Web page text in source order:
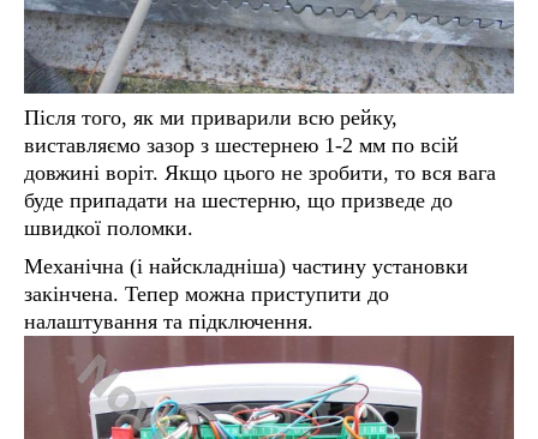
Після того, як ми приварили всю рейку,
виставляємо зазор з шестернею 1-2 мм по всій
довжині воріт. Якщо цього не зробити, то вся вага
буде припадати на шестерню, що призведе до
швидкої поломки.
Механічна (і найскладніша) частину установки
закінчена. Тепер можна приступити до
налаштування та підключення.